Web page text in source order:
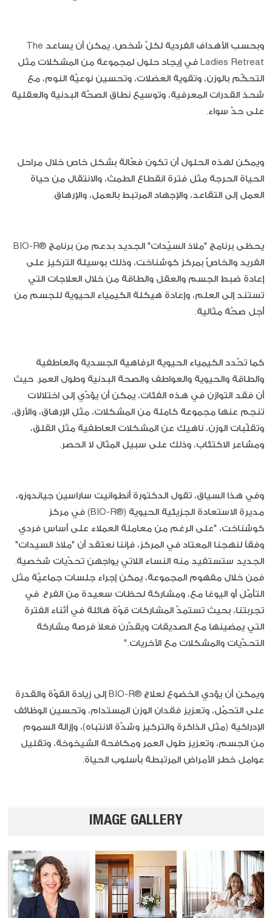
وبحسب الأهداف الفردية لكلّ شخص، يمكن أن يساعد The
Ladies Retreat في إيجاد حلول لمجموعة من المشكلات مثل
التحكّم بالوزن، وتقوية العضلات، وتحسين نوعيّة النوم، مع
شحذ القدرات المعرفية، وتوسيع نطاق الصحّة البدنية والعقلية
على حدّ سواء.
ويمكن لهذه الحلول أن تكون فعّالة بشكل خاص خلال مراحل
الحياة الحرجة مثل فترة انقطاع الطمث، والانتقال من حياة
العمل إلى التقاعد، والإجهاد المرتبط بالعمل، والإرهاق.
يحظى برنامج "ملاذ السيّدات" الجديد بدعم من برنامج ®BIO-R
الفريد والخاصّ بمركز كوشناخت، وذلك بوسيلة التركيز على
إعادة ضبط الجسم والعقل والطاقة من خلال العلاجات التي
تستند إلى العلم، وإعادة هيكلة الكيمياء الحيوية للجسم من
أجل صحّة مثالية.
كما تحّدد الكيمياء الحيوية الرفاهية الجسدية والعاطفية
والطاقة والحيوية والعواطف والصحة البدنية وطول العمر. حيث
أن فقد التوازن في هذه الفئات، يمكن أن يؤدّي إلى اختلالات
تنجم عنها مجموعة كاملة من المشكلات، مثل الإرهاق، والأرق،
وتقلّبات الوزن، ناهيك عن المشكلات العاطفية مثل القلق،
ومشاعر الاكتئاب، وذلك على سبيل المثال لا الحصر.
وفي هذا السياق، تقول الدكتورة أنطوانيت ساراسين جياندوزو،
مديرة الاستعادة الجزيئية الحيوية (®BIO-R) في مركز
كوشناخت، "على الرغم من معاملة العملاء على أساس فردي
وفقاً لنهجنا المعتاد في المركز، فإننا نعتقد أن "ملاذ السيدات"
الجديد ستستفيد منه النساء اللاتي يواجهن تحدّيات شخصية.
فمن خلال مفهوم المجموعة، يمكن إجراء جلسات جماعيّة مثل
التأمّل أو اليوغا مع، ومشاركة لحظات سعيدة من الفرح. في
تجربتنا، بحيث تستمدّ المشاركات قوّة هائلة في أثناء الفترة
التي يمضينها مع الصديقات ويقدّرن فعلاً فرصة مشاركة
التحدّيات والمشكلات مع الأخريات."
ويمكن أن يؤدي الخضوع لعلاج ®BIO-R إلى زيادة القوّة والقدرة
على التحمّل، وتعزيز فقدان الوزن المستدام، وتحسين الوظائف
الإدراكية (مثل الذاكرة والتركيز وشدّة الانتباه)، وإزالة السموم
من الجسم، وتعزيز طول العمر ومكافحة الشيخوخة، وتقليل
عوامل خطر الأمراض المرتبطة بأسلوب الحياة.
IMAGE GALLERY